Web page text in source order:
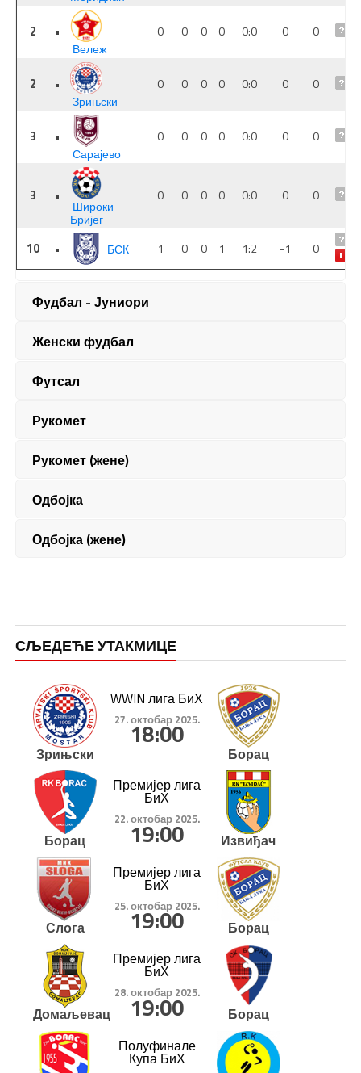
Фудбал - Јуниори
Женски фудбал
Футсал
Рукомет
Рукомет (жене)
Одбојка
Одбојка (жене)
СЉЕДЕЋЕ УТАКМИЦЕ
Зрињски
WWIN лига БиХ
27. октобар 2025.
18:00
Борац
Борац
Премијер лига
БиХ
22. октобар 2025.
19:00 Извиђач
Слога
Премијер лига
БиХ
25. октобар 2025.
19:00 Борац
Домаљевац
Премијер лига
БиХ
28. октобар 2025.
19:00
Борац
Полуфинале
Купа БиХ